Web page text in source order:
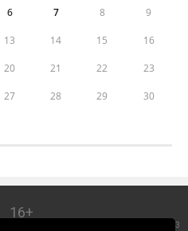
6 7 8 9
13 14 15 16
20 21 22 23
27 28 29 30
16+
Добрянский городской портал. © 2006 - 2023